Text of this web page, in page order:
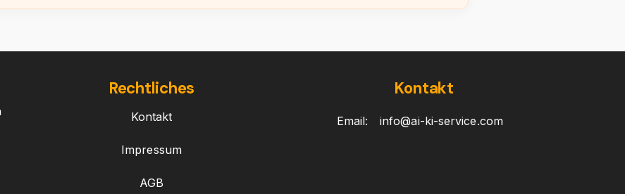
Rechtliches
Kontakt
Impressum
AGB
Kontakt
Email: info@ai-ki-service.com